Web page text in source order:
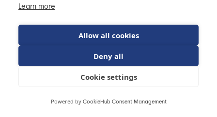
Learn more
Allow all cookies
Deny all
Cookie settings
Powered by CookieHub Consent Management
OroCommerce
Platforma OroCommerce
modelu B2B, wliczając w to
producentów, hurtownie, i dystrybutorów. To
uniwersalne narzędzie, które łączy ze sobą platformę
zamówieniami (OMS). Podobnie jak Sylius, platforma